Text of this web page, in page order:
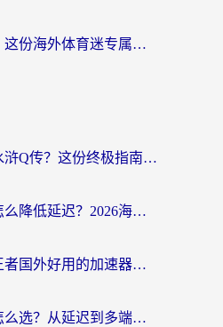
国外看中超太卡？这份海外体育迷专属的回国加速指南请收好
人在美国怎么玩水浒Q传？这份终极指南帮你解决延迟和连接难题
国外玩使命召唤怎么降低延迟？2026海外国服游戏加速器终极指南（附实测推荐）
在海外找到一款王者国外好用的加速器，到底有多难？
海外剑灵加速器怎么选？从延迟到多端支持，这篇指南帮你告别卡顿（附墨西哥魔力宝贝&瑞士脑筋急转弯玩法）